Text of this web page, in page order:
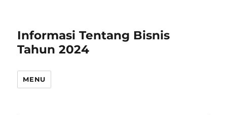
Informasi Tentang Bisnis
Tahun 2024
MENU